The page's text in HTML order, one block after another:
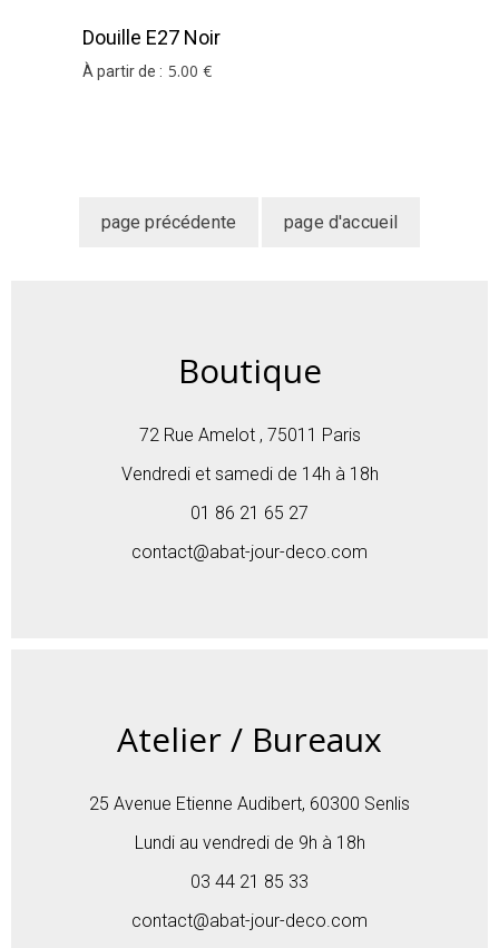
Douille E27 Noir
À partir de : 5.00 €
Boutique
72 Rue Amelot , 75011 Paris
Vendredi et samedi de 14h à 18h
01 86 21 65 27
contact@abat-jour-deco.com
Atelier / Bureaux
25 Avenue Etienne Audibert, 60300 Senlis
Lundi au vendredi de 9h à 18h
03 44 21 85 33
contact@abat-jour-deco.com